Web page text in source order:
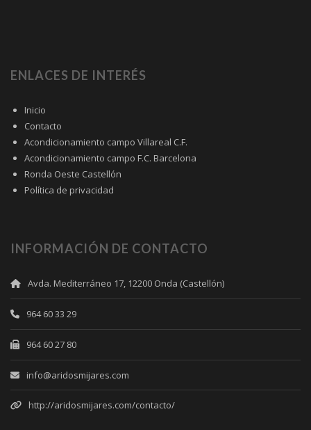
ENLACES DE INTERÉS
Inicio
Contacto
Acondicionamiento campo Villareal C.F.
Acondicionamiento campo F.C. Barcelona
Ronda Oeste Castellón
Política de privacidad
INFORMACIÓN DE CONTACTO
Avda. Mediterráneo 17, 12200 Onda (Castellón)
964 60 33 29
964 60 27 80
info@aridosmijares.com
http://aridosmijares.com/contacto/